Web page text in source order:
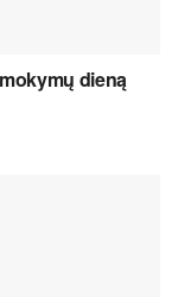
dieną